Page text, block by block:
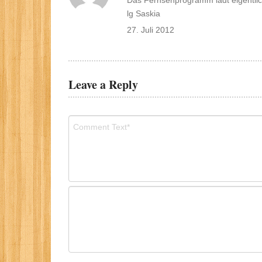
lg Saskia
27. Juli 2012
Leave a Reply